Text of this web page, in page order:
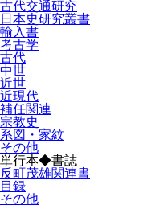
古代交通研究
日本史研究叢書
輸入書
考古学
古代
中世
近世
近現代
補任関連
宗教史
系図・家紋
その他
単行本◆書誌
反町茂雄関連書
目録
その他